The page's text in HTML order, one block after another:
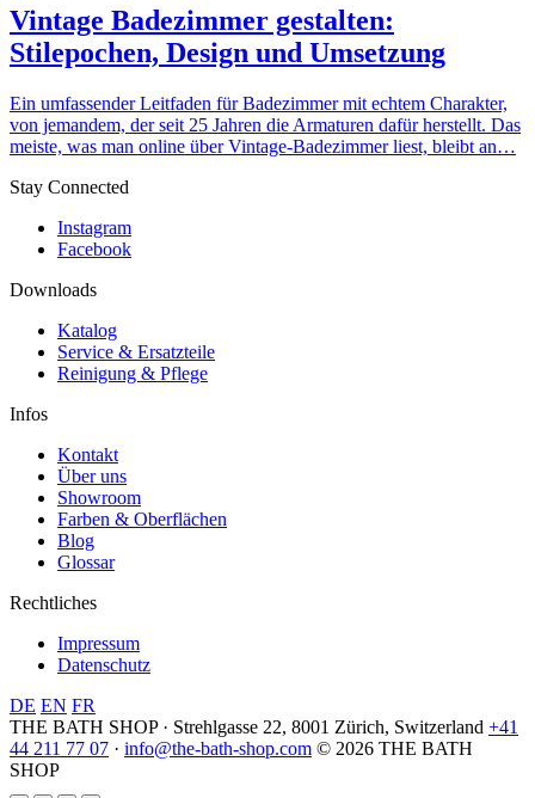
Vintage Badezimmer gestalten:
Stilepochen, Design und Umsetzung
Ein umfassender Leitfaden für Badezimmer mit echtem Charakter,
von jemandem, der seit 25 Jahren die Armaturen dafür herstellt. Das
meiste, was man online über Vintage-Badezimmer liest, bleibt an…
Stay Connected
Instagram
Facebook
Downloads
Katalog
Service & Ersatzteile
Reinigung & Pflege
Infos
Kontakt
Über uns
Showroom
Farben & Oberflächen
Blog
Glossar
Rechtliches
Impressum
Datenschutz
DE EN FR
THE BATH SHOP · Strehlgasse 22, 8001 Zürich, Switzerland +41
44 211 77 07 · info@the-bath-shop.com © 2026 THE BATH
SHOP